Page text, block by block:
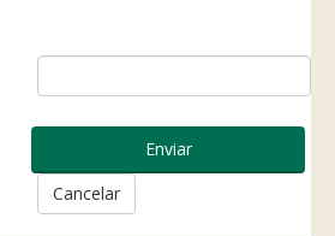
Enviar
Cancelar